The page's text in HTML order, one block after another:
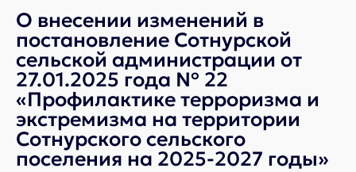
О внесении изменений в
постановление Сотнурской
сельской администрации от
27.01.2025 года № 22
«Профилактике терроризма и
экстремизма на территории
Сотнурского сельского
поселения на 2025-2027 годы»